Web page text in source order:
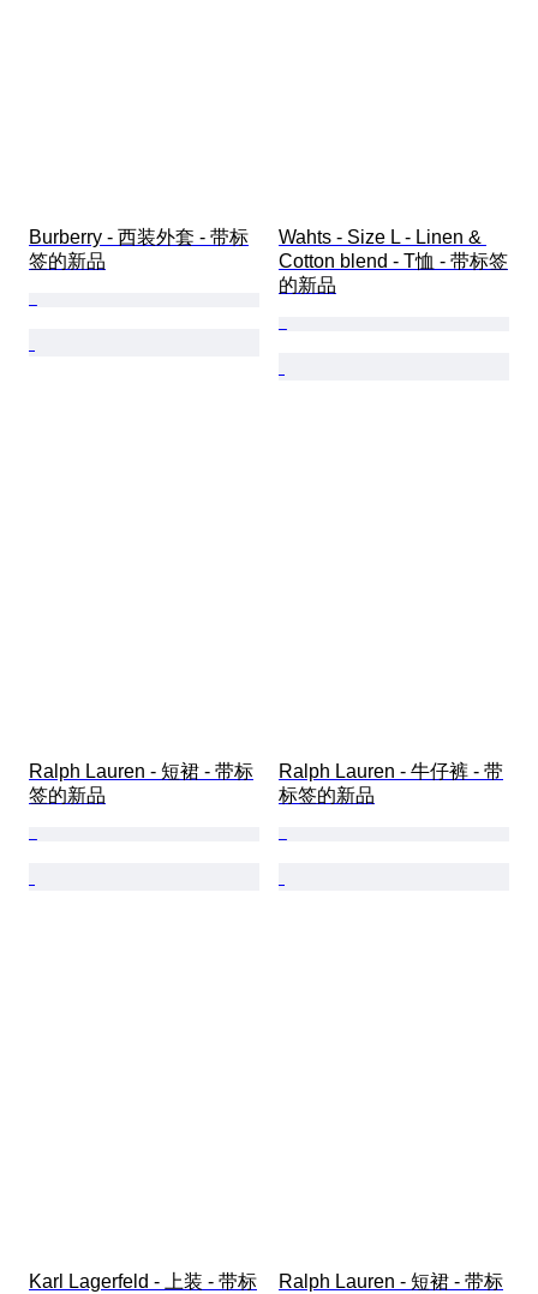
Burberry - 西装外套 - 带标
签的新品
Wahts - Size L - Linen &
Cotton blend - T恤 - 带标签
的新品
Ralph Lauren - 短裙 - 带标
签的新品
Ralph Lauren - 牛仔裤 - 带
标签的新品
Karl Lagerfeld - 上装 - 带标
Ralph Lauren - 短裙 - 带标